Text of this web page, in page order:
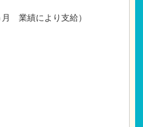
業績により支給）